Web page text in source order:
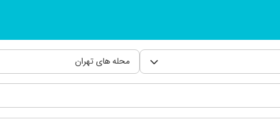
محله های تهران